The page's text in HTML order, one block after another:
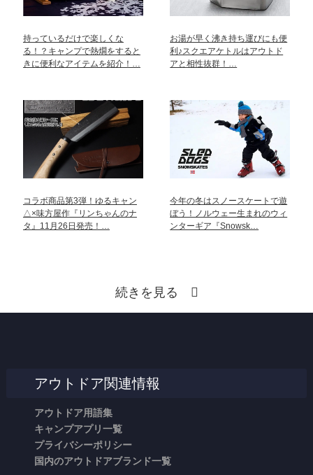
持っているだけで楽しくな
る！？キャンプで熱燗をすると
きに便利なアイテムを紹介！…
お湯が早く沸き持ち運びにも便
利♪スクエアケトルはアウトド
アと相性抜群！…
コラボ商品第3弾！ゆるキャン
△×味方屋作『リンちゃんのナ
タ』11月26日発売！…
今年の冬はスノースケートで遊
ぼう！ノルウェー生まれのウィ
ンターギア『Snowsk…
続きを見る
アウトドア関連情報
アウトドア用語集
キャンプアプリ一覧
プライバシーポリシー
国内のアウトドアブランド一覧